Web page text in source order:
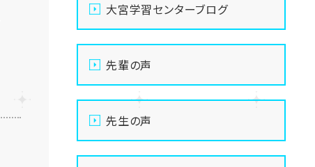
大宮学習センターブログ
先輩の声
先生の声